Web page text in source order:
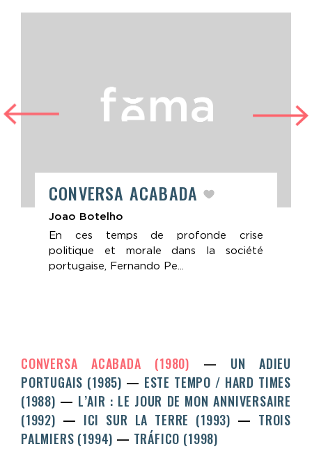
CONVERSA ACABADA
Joao Botelho
En ces temps de profonde crise
politique et morale dans la société
portugaise, Fernando Pe...
CONVERSA ACABADA (1980)
UN ADIEU
PORTUGAIS (1985)
ESTE TEMPO / HARD TIMES
(1988)
L’AIR : LE JOUR DE MON ANNIVERSAIRE
(1992)
ICI SUR LA TERRE (1993)
TROIS
PALMIERS (1994)
TRÁFICO (1998)